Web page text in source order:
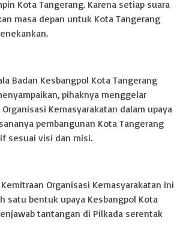
Kota Tangerang. Karena setiap suara
masa depan untuk Kota Tangerang
Badan Kesbangpol Kota Tangerang
pihaknya menggelar
Kemasyarakatan dalam upaya
pembangunan Kota Tangerang
sesuai visi dan misi.
Organisasi Kemasyarakatan ini
satu bentuk upaya Kesbangpol Kota
tantangan di Pilkada serentak